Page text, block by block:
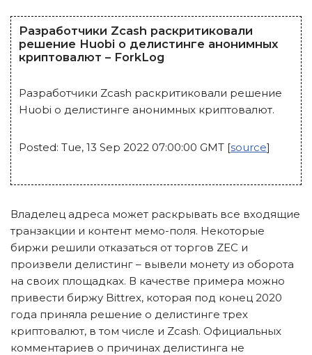
Разработчики Zcash раскритиковали
решение Huobi о делистинге анонимных
криптовалют – ForkLog
Разработчики Zcash раскритиковали решение
Huobi о делистинге анонимных криптовалют.
Posted: Tue, 13 Sep 2022 07:00:00 GMT [source]
Владелец адреса может раскрывать все входящие
транзакции и контент мемо-поля. Некоторые
биржи решили отказаться от торгов ZEC и
произвели делистинг – вывели монету из оборота
на своих площадках. В качестве примера можно
привести биржу Bittrex, которая под конец 2020
года приняла решение о делистинге трех
криптовалют, в том числе и Zcash. Официальных
комментариев о причинах делистинга не